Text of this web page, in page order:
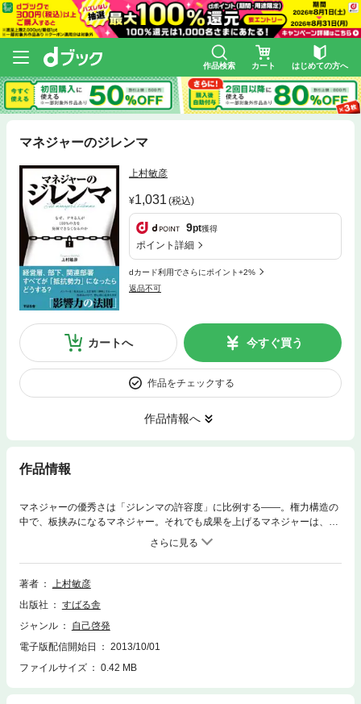
作品検索 カート はじめての方へ
マネジャーのジレンマ
上村敏彦
1,031 (税込)
9pt獲得
ポイント詳細
dカード利用でさらにポイント+2%
返品不可
カートへ 今すぐ買う
作品をチェックする
作品情報へ
作品情報
マネジャーの優秀さは「ジレンマの許容度」に比例する——。権力構造の
中で、板挟みになるマネジャー。それでも成果を上げるマネジャーは、組
織の「力学」を生かし、多大なる影響力を発揮しています。成果を上げる
マネジャーは、どのように判断し、影響力を発揮しているのでしょうか？
本書では、「あえて『即断即決』せずに判断を保留する」「『正しさ』よ
りも『機能する』かどうかを考える」「数年先を見越して、経営資源の充
やすく解説。マネジャーが成果を生み出す道しるべとなる考え方、部下指
導のヒントが満載の一冊です。
著者
上村敏彦
出版社
すばる舎
ジャンル
自己啓発
電子版配信開始日
2013/10/01
ファイルサイズ
0.42 MB